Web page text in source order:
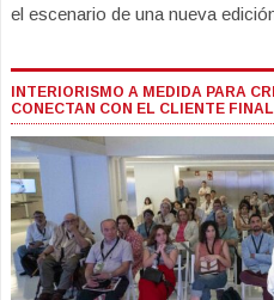
el escenario de una nueva
INTERIORISMO A MEDIDA PARA
CONECTAN CON EL CLIENTE FINAL